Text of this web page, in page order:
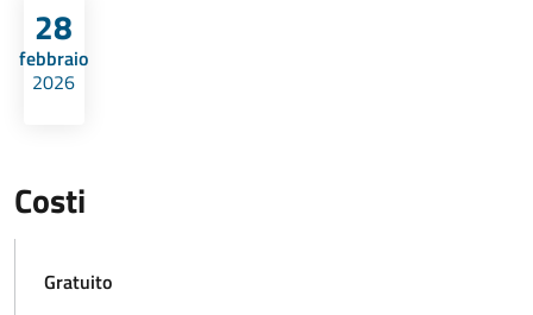
28
febbraio
2026
Costi
Gratuito